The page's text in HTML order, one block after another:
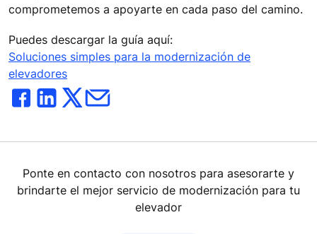
comprometemos a apoyarte en cada paso del camino.
Puedes descargar la guía aquí:
Soluciones simples para la modernización de
elevadores
Ponte en contacto con nosotros para asesorarte y
brindarte el mejor servicio de modernización para tu
elevador